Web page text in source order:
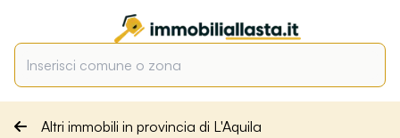
Altri immobili in provincia di L'Aquila